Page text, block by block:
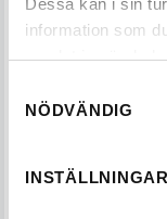
information som
samlat in när du
NÖDVÄNDIG
INSTÄLLNINGAR